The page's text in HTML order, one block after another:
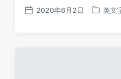
发
2020年6月2日
发
英文